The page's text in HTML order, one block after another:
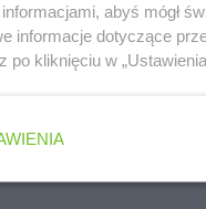
świecie.
abyś mógł
informacje dotyczące
po kliknięciu w